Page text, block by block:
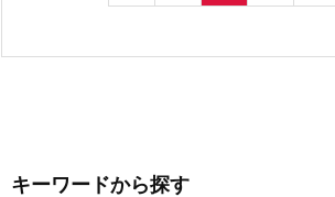
キーワードから探す